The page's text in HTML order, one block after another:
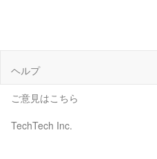
ヘルプ
ご意見はこちら
TechTech Inc.